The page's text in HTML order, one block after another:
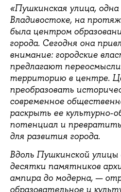
«Пушкинская улица,
Владивостоке, на
была центром
города. Сегодня она
внимание: городские
предлагают
территорию в центре.
преобразовать
современное
раскрыть ее культурно-
потенциал и
для развития города.
Вдоль Пушкинской улицы
десятки памятников
ампира до модерна, —
образовательное и